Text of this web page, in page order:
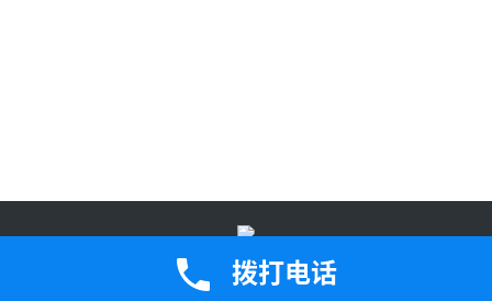
2024 版权所有
拨打电话